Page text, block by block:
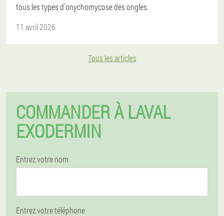
tous les types d'onychomycose des ongles.
11 avril 2026
Tous les articles
COMMANDER À LAVAL
EXODERMIN
Entrez votre nom
Entrez votre téléphone